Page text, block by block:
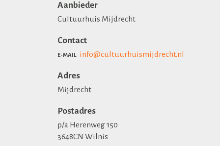
Aanbieder
Cultuurhuis Mijdrecht
Contact
E-MAIL info@cultuurhuismijdrecht.nl
Adres
Mijdrecht
Postadres
p/a Herenweg 150
3648CN Wilnis